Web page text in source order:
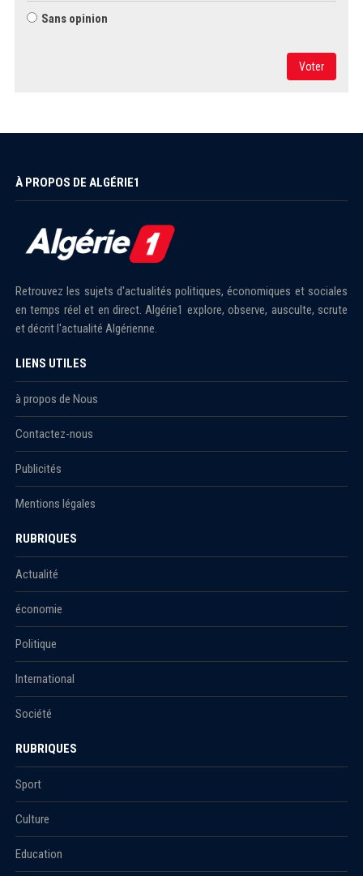
Sans opinion
Voter
À PROPOS DE ALGÉRIE1
Retrouvez les sujets d'actualités politiques, économiques et sociales
en temps réel et en direct. Algérie1 explore, observe, ausculte, scrute
et décrit l'actualité Algérienne.
LIENS UTILES
à propos de Nous
Contactez-nous
Publicités
Mentions légales
RUBRIQUES
Actualité
économie
Politique
International
Société
RUBRIQUES
Sport
Culture
Education